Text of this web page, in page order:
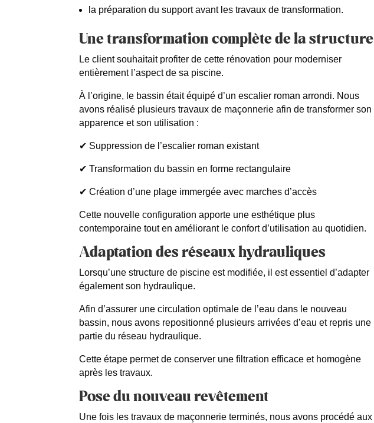
la préparation du support avant les travaux de transformation.
Une transformation complète de la structure
Le client souhaitait profiter de cette rénovation pour moderniser
entièrement l’aspect de sa piscine.
À l’origine, le bassin était équipé d’un escalier roman arrondi. Nous
avons réalisé plusieurs travaux de maçonnerie afin de transformer son
apparence et son utilisation :
✔ Suppression de l’escalier roman existant
✔ Transformation du bassin en forme rectangulaire
✔ Création d’une plage immergée avec marches d’accès
Cette nouvelle configuration apporte une esthétique plus
contemporaine tout en améliorant le confort d’utilisation au quotidien.
Adaptation des réseaux hydrauliques
Lorsqu’une structure de piscine est modifiée, il est essentiel d’adapter
également son hydraulique.
Afin d’assurer une circulation optimale de l’eau dans le nouveau
bassin, nous avons repositionné plusieurs arrivées d’eau et repris une
partie du réseau hydraulique.
Cette étape permet de conserver une filtration efficace et homogène
après les travaux.
Pose du nouveau revêtement
Une fois les travaux de maçonnerie terminés, nous avons procédé aux